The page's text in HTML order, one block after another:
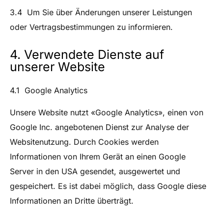
3.4 Um Sie über Änderungen unserer Leistungen
oder Vertragsbestimmungen zu informieren.
4. Verwendete Dienste auf
unserer Website
4.1 Google Analytics
Unsere Website nutzt «Google Analytics», einen von
Google Inc. angebotenen Dienst zur Analyse der
Websitenutzung. Durch Cookies werden
Informationen von Ihrem Gerät an einen Google
Server in den USA gesendet, ausgewertet und
gespeichert. Es ist dabei möglich, dass Google diese
Informationen an Dritte überträgt.